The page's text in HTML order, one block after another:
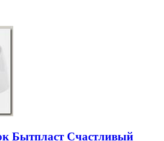
Бытпласт Счастливый